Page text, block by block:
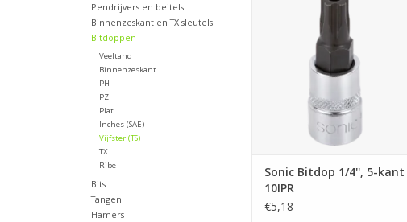
Pendrijvers en beitels
Binnenzeskant en TX sleutels
Bitdoppen
Veeltand
Binnenzeskant
PH
PZ
Plat
Inches (SAE)
Vijfster (TS)
TX
Ribe
Bits
Tangen
Hamers
TOEVOEGEN AAN WINKELWAGEN
Sonic Bitdop 1/4'', 5-kant
10IPR
€5,18